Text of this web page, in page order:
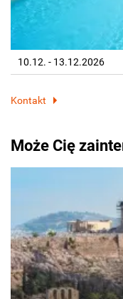
10.12. - 13.12.2026
Kontakt
Może Cię